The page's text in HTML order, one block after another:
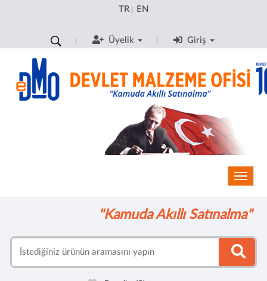
TR| EN
Üyelik Giriş
"Kamuda Akıllı Satınalma"